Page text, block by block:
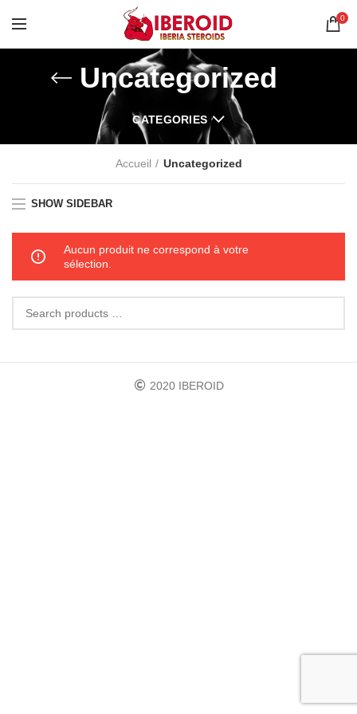
0
Uncategorized
CATEGORIES
Accueil Uncategorized
SHOW SIDEBAR
Aucun produit ne correspond à votre
sélection.
2020 IBEROID